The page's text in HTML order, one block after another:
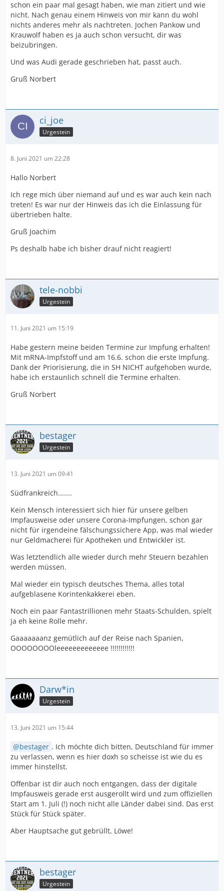
schon ein paar mal gesagt haben, wie man zitiert und wie
nicht. Nach genau einem Hinweis von mir kann du wohl
nichts anderes mehr als nachtreten. Jochen Pankow und
Krauwolf haben es ja auch schon versucht, dir was
beizubringen.
Und was Audi gerade geschrieben hat, passt auch.
Gruß Norbert
ci_joe
Urgestein
8. Juni 2021 um 22:28
Hallo Norbert
Ich rege mich über niemand auf und es war auch kein nach
treten! Es war nur der Hinweis das ich die Einlassung für
übertrieben halte.
Gruß Joachim
Ps deshalb habe ich bisher drauf nicht reagiert!
tele-nobbi
Urgestein
11. Juni 2021 um 15:19
Habe gestern meine beiden Termine zur Impfung erhalten!
Mit mRNA-Impfstoff und am 16.6. schon die erste Impfung.
Dank der Priorisierung, die in SH NICHT aufgehoben wurde,
habe ich erstaunlich schnell die Termine erhalten.
Gruß Norbert
bestager
Urgestein
13. Juni 2021 um 09:41
Südfrankreich.......
Kein Mensch interessiert sich hier für unsere gelben
Impfausweise oder unsere Corona-Impfungen, schon gar
nicht für irgendeine fälschungssichere App, was mal wieder
nur Geldmacherei für Apotheken und Entwickler ist.
Was letztendlich alle wieder durch mehr Steuern bezahlen
werden müssen.
Mal wieder ein typisch deutsches Thema, alles total
aufgeblasene Korintenkakkerei eben.
Noch ein paar Fantastrillionen mehr Staats-Schulden, spielt
ja eh keine Rolle mehr.
Gaaaaaaanz gemütlich auf der Reise nach Spanien,
OOOOOOOOleeeeeeeeeeeee !!!!!!!!!!!!
Darw*in
Urgestein
13. Juni 2021 um 15:44
bestager . Ich möchte dich bitten, Deutschland für immer
zu verlassen, wenn es hier doxh so scheisse ist wie du es
immer hinstellst.
Offenbar ist dir auch noch entgangen, dass der digitale
Impfausweis gerade erst ausgerollt wird und zum offiziellen
Start am 1. Juli (!) noch nicht alle Länder dabei sind. Das erst
Stück für Stück später.
Aber Hauptsache gut gebrüllt, Löwe!
bestager
Urgestein